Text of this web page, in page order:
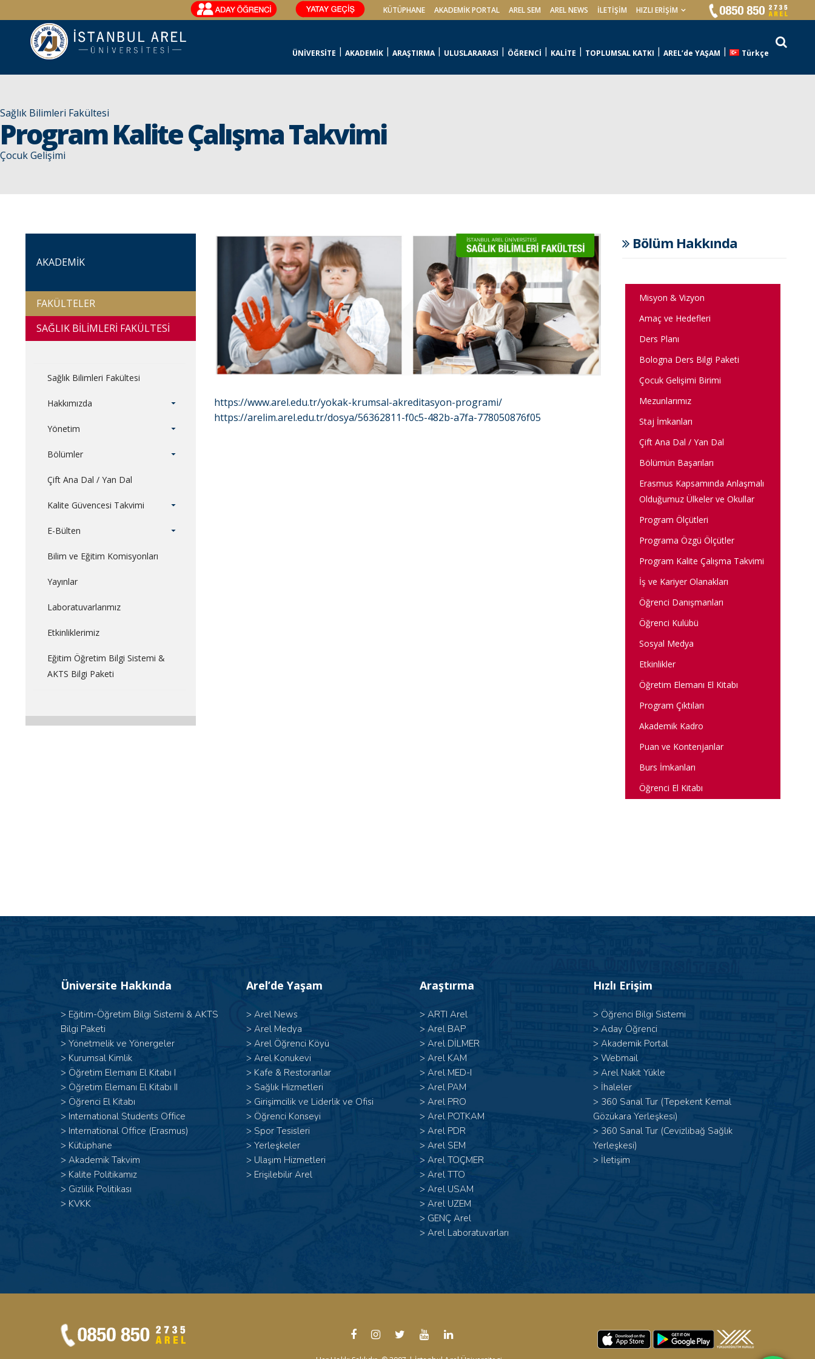
KÜTÜPHANE AKADEMİK PORTAL AREL SEM AREL NEWS İLETIŞIM HIZLI ERİŞİM
ÜNİVERSİTE AKADEMİK ARAŞTIRMA ULUSLARARASI ÖĞRENCİ KALİTE TOPLUMSAL KATKI AREL’de YAŞAM Türkçe
Sağlık Bilimleri Fakültesi
Program Kalite Çalışma Takvimi
Çocuk Gelişimi
AKADEMİK
FAKÜLTELER
SAĞLIK BİLİMLERİ FAKÜLTESİ
Sağlık Bilimleri Fakültesi
Hakkımızda
Yönetim
Bölümler
Çift Ana Dal / Yan Dal
Kalite Güvencesi Takvimi
E-Bülten
Bilim ve Eğitim Komisyonları
Yayınlar
Laboratuvarlarımız
Etkinliklerimiz
Eğitim Öğretim Bilgi Sistemi &
AKTS Bilgi Paketi
https://www.arel.edu.tr/yokak-krumsal-akreditasyon-programi/
https://arelim.arel.edu.tr/dosya/56362811-f0c5-482b-a7fa-778050876f05
Bölüm Hakkında
Misyon & Vizyon
Amaç ve Hedefleri
Ders Planı
Bologna Ders Bilgi Paketi
Çocuk Gelişimi Birimi
Mezunlarımız
Staj İmkanları
Çift Ana Dal / Yan Dal
Bölümün Başarıları
Erasmus Kapsamında Anlaşmalı
Olduğumuz Ülkeler ve Okullar
Program Ölçütleri
Programa Özgü Ölçütler
Program Kalite Çalışma Takvimi
İş ve Kariyer Olanakları
Öğrenci Danışmanları
Öğrenci Kulübü
Sosyal Medya
Etkinlikler
Öğretim Elemanı El Kitabı
Program Çıktıları
Akademik Kadro
Puan ve Kontenjanlar
Burs İmkanları
Öğrenci El Kitabı
Üniversite Hakkında
> Eğitim-Öğretim Bilgi Sistemi & AKTS
Bilgi Paketi
> Yönetmelik ve Yönergeler
> Kurumsal Kimlik
> Öğretim Elemanı El Kitabı I
> Öğretim Elemanı El Kitabı II
> Öğrenci El Kitabı
> International Students Office
> International Office (Erasmus)
> Kütüphane
> Akademik Takvim
> Kalite Politikamız
> Gizlilik Politikası
> KVKK
Arel’de Yaşam
> Arel News
> Arel Medya
> Arel Öğrenci Köyü
> Arel Konukevi
> Kafe & Restoranlar
> Sağlık Hizmetleri
> Girişimcilik ve Liderlik ve Ofisi
> Öğrenci Konseyi
> Spor Tesisleri
> Yerleşkeler
> Ulaşım Hizmetleri
> Erişilebilir Arel
Araştırma
> ARTI Arel
> Arel BAP
> Arel DİLMER
> Arel KAM
> Arel MED-I
> Arel PAM
> Arel PRO
> Arel POTKAM
> Arel PDR
> Arel SEM
> Arel TOÇMER
> Arel TTO
> Arel USAM
> Arel UZEM
> GENÇ Arel
> Arel Laboratuvarları
Hızlı Erişim
> Öğrenci Bilgi Sistemi
> Aday Öğrenci
> Akademik Portal
> Webmail
> Arel Nakit Yükle
> İhaleler
> 360 Sanal Tur (Tepekent Kemal
Gözükara Yerleşkesi)
> 360 Sanal Tur (Cevizlibağ Sağlık
Yerleşkesi)
> İletişim